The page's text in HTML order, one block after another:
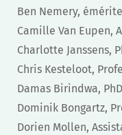
Ben Nemery,
Camille Van Eupen,
Charlotte Janssens,
Chris Kesteloot,
Damas Birindwa,
Dominik Bongartz,
Dorien Mollen,